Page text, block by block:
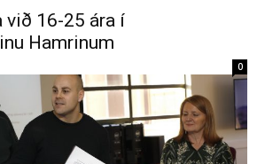
16-25 ára í
Hamrinum
0